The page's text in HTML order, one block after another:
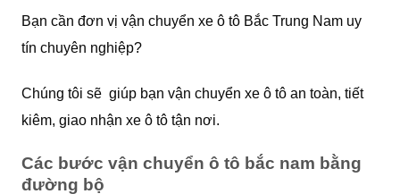
Bạn cần đơn vị vận chuyển xe ô tô Bắc Trung Nam uy
tín chuyên nghiệp?
Chúng tôi sẽ giúp bạn vận chuyển xe ô tô an toàn, tiết
kiêm, giao nhận xe ô tô tận nơi.
Các bước vận chuyển ô tô bắc nam bằng
đường bộ